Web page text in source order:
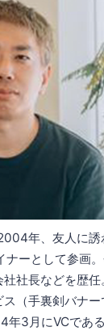
年、友人に誘
ーとして参画。
社長などを歴
（手裏剣バナ
年3月にVCであ